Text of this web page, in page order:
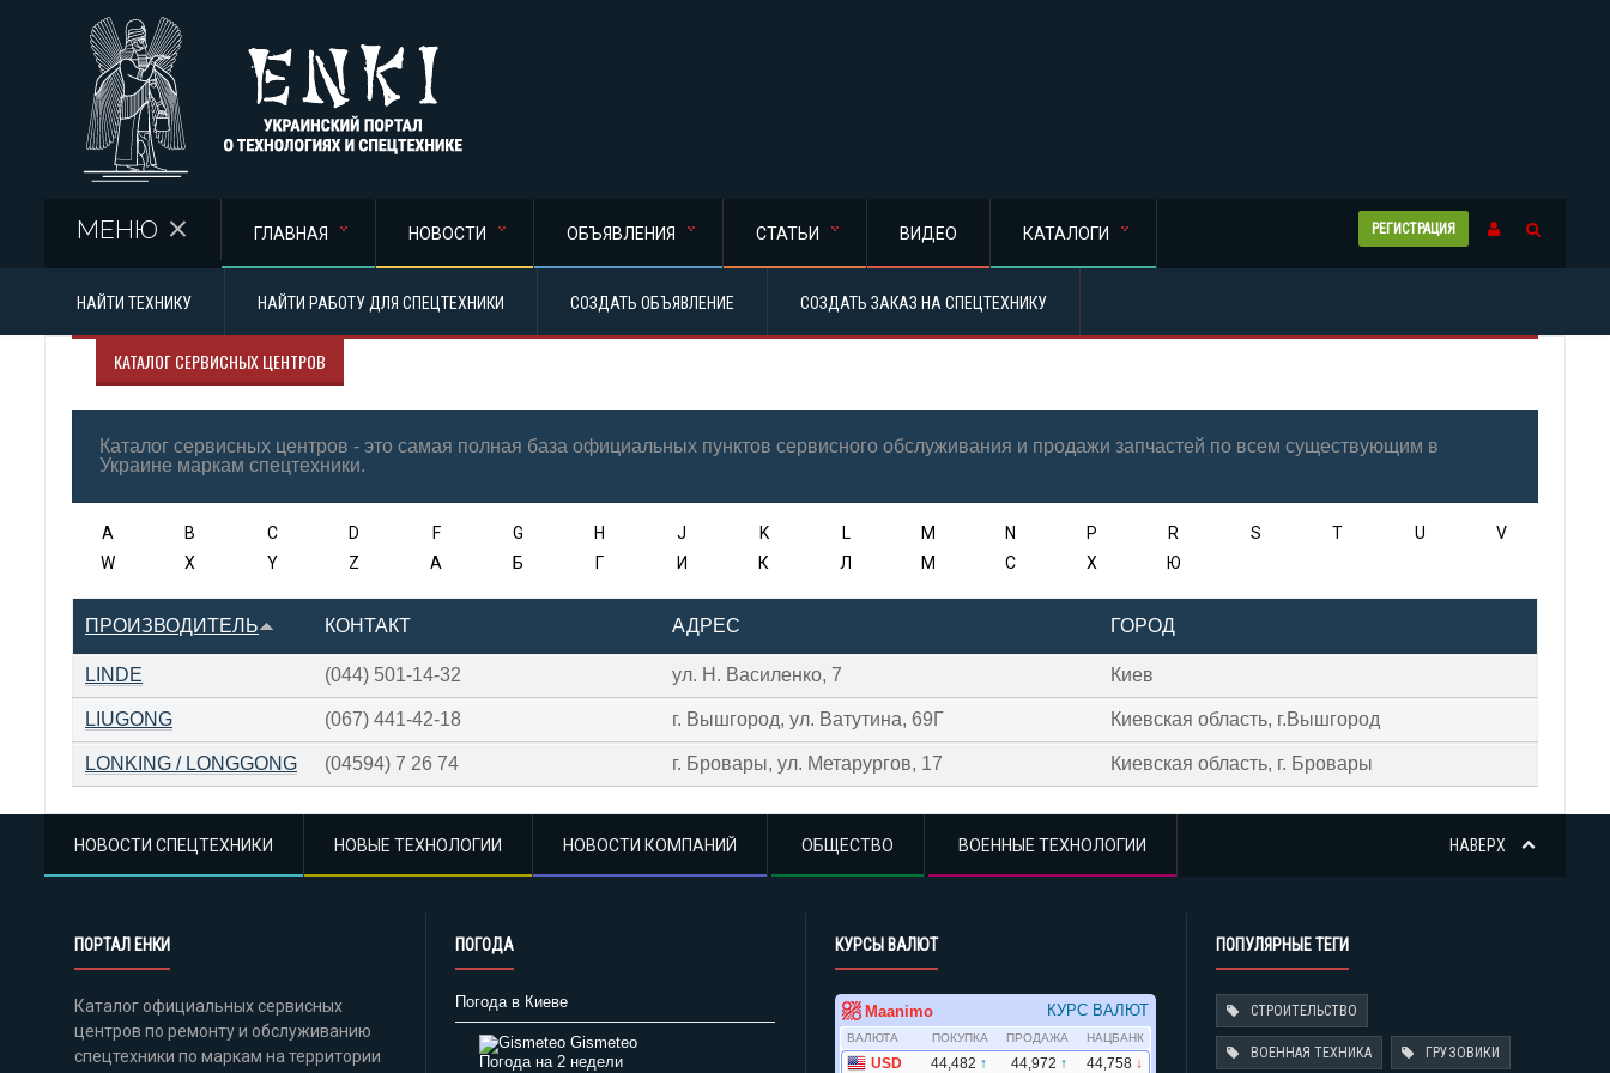
РЕГИСТРАЦИЯ
МЕНЮ ГЛАВНАЯ НОВОСТИ ОБЪЯВЛЕНИЯ СТАТЬИ ВИДЕО КАТАЛОГИ
НАЙТИ ТЕХНИКУ НАЙТИ РАБОТУ ДЛЯ СПЕЦТЕХНИКИ СОЗДАТЬ ОБЪЯВЛЕНИЕ СОЗДАТЬ ЗАКАЗ НА СПЕЦТЕХНИКУ
КАТАЛОГ СЕРВИСНЫХ ЦЕНТРОВ
Каталог сервисных центров - это самая полная база официальных пунктов сервисного обслуживания и продажи запчастей по всем существующим в
Украине маркам спецтехники.
A B C D F G H J K L M N P R S T U
V
W
X Y Z А Б Г И К Л М С Х Ю
ПРОИЗВОДИТЕЛЬ КОНТАКТ АДРЕС ГОРОД
LINDE (044) 501-14-32 ул. Н. Василенко, 7 Киев
LIUGONG (067) 441-42-18 г. Вышгород, ул. Ватутина, 69Г Киевская область, г.Вышгород
LONKING / LONGGONG (04594) 7 26 74 г. Бровары, ул. Метарургов, 17 Киевская область, г. Бровары
НАВЕРХ
НОВОСТИ СПЕЦТЕХНИКИ НОВЫЕ ТЕХНОЛОГИИ НОВОСТИ КОМПАНИЙ ОБЩЕСТВО ВОЕННЫЕ ТЕХНОЛОГИИ
ПОРТАЛ ЕНКИ
Каталог официальных сервисных
центров по ремонту и обслуживанию
спецтехники по маркам на территории
ПОГОДА
Погода в Киеве
Gismeteo
Погода на 2 недели
КУРСЫ ВАЛЮТ ПОПУЛЯРНЫЕ ТЕГИ
СТРОИТЕЛЬСТВО
ВОЕННАЯ ТЕХНИКА ГРУЗОВИКИ